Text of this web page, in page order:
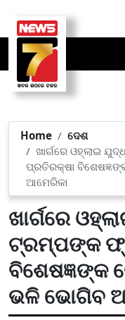
Home
ଦେଶ
ଖାର୍ଗରେ ଓହ୍ଲାଇ
ପ୍ରତିରକ୍ଷା
ଆମେରିକା
ଖାର୍ଗରେ
ଟ୍ରମ୍ପଙ୍କ
ବିଶେଷଜ୍ଞଙ୍କ
ଭଳି ଭୋଗିବ